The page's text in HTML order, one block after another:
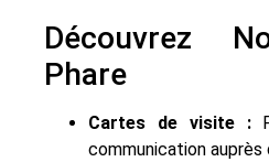
Découvrez
Phare
Cartes de visite :
communication auprès